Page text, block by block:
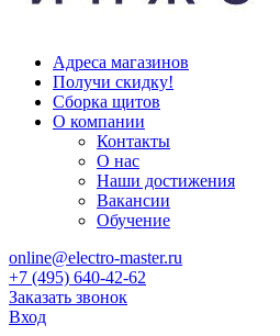
Адреса магазинов
Получи скидку!
Сборка щитов
О компании
Контакты
О нас
Наши достижения
Вакансии
Обучение
online@electro-master.ru
+7 (495) 640-42-62
Заказать звонок
Вход